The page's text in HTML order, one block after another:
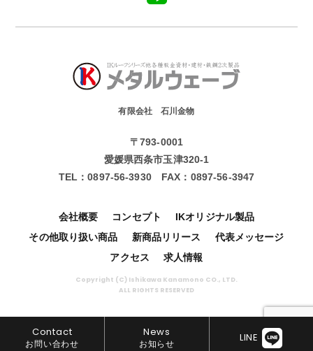
有限会社 石川金物
〒793-0001
愛媛県西条市玉津320-1
TEL：0897-56-3930FAX： 0897-56-3947
会社概要 コンセプト
IKオリジナル製品
その他取り扱い商品
新商品リリース
代表メッセージ
アクセス
求人情報
Copyright (C) Ishikawa Kanamono CO., LTD.
ALL RIGHTS RESERVED
Contact
お問い合わせ
News
お知らせ LINE